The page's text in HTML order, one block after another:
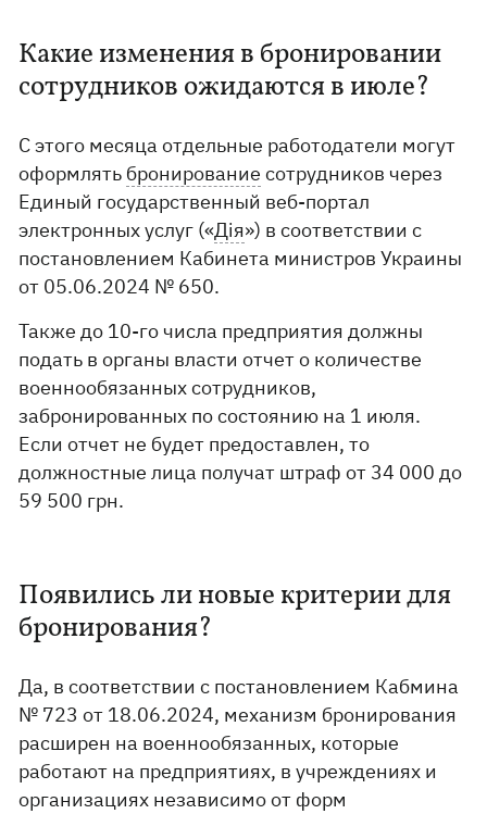
Какие изменения в бронировании
сотрудников ожидаются в июле?
С этого месяца отдельные работодатели могут
оформлять бронирование сотрудников через
Единый государственный веб-портал
электронных услуг («Дія») в соответствии с
постановлением Кабинета министров Украины
от 05.06.2024 № 650.
Также до 10-го числа предприятия должны
подать в органы власти отчет о количестве
военнообязанных сотрудников,
забронированных по состоянию на 1 июля.
Если отчет не будет предоставлен, то
должностные лица получат штраф от 34 000 до
59 500 грн.
Появились ли новые критерии для
бронирования?
Да, в соответствии с постановлением Кабмина
№ 723 от 18.06.2024, механизм бронирования
расширен на военнообязанных, которые
работают на предприятиях, в учреждениях и
организациях независимо от форм